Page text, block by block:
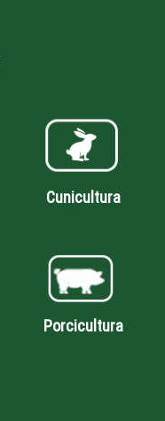
Cunicultura
Porcicultura